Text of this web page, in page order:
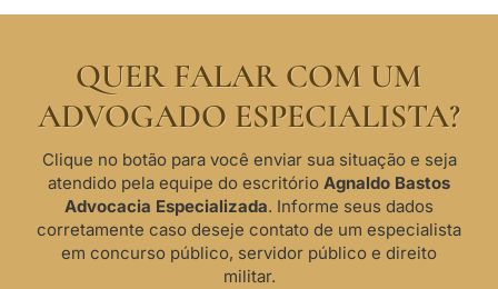
QUER FALAR COM UM
ADVOGADO ESPECIALISTA?
Clique no botão para você enviar sua situação e seja
atendido pela equipe do escritório Agnaldo Bastos
Advocacia Especializada. Informe seus dados
corretamente caso deseje contato de um especialista
em concurso público, servidor público e direito
militar.